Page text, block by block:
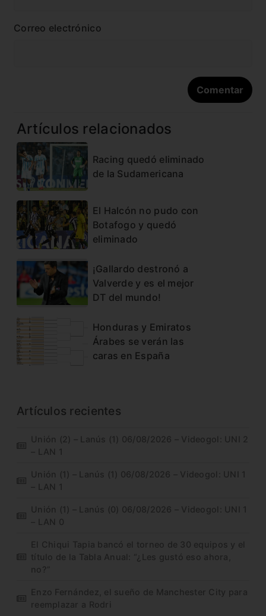
Correo electrónico
Artículos relacionados
Racing quedó eliminado
de la Sudamericana
El Halcón no pudo con
Botafogo y quedó
eliminado
¡Gallardo destronó a
Valverde y es el mejor
DT del mundo!
Honduras y Emiratos
Árabes se verán las
caras en España
Artículos recientes
Unión (2) – Lanús (1) 06/08/2026 – Videogol: UNI 2
– LAN 1
Unión (1) – Lanús (1) 06/08/2026 – Videogol: UNI 1
– LAN 1
Unión (1) – Lanús (0) 06/08/2026 – Videogol: UNI 1
– LAN 0
El Chiqui Tapia bancó el torneo de 30 equipos y el
título de la Tabla Anual: “¿Les gustó eso ahora,
no?”
Enzo Fernández, el sueño de Manchester City para
reemplazar a Rodri